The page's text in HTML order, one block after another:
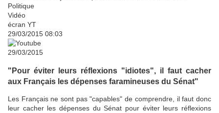
Politique
Vidéo
écran YT
29/03/2015 08:03
29/03/2015
"Pour éviter leurs réflexions "idiotes", il faut cacher
aux Français les dépenses faramineuses du Sénat"
Les Français ne sont pas "capables" de comprendre, il faut donc
leur cacher les dépenses du Sénat pour éviter leurs réflexions